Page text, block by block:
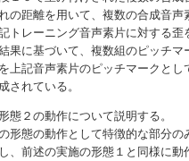
の距離を用いて、複数の合成音声
トレーニング音声素片に対する歪
果に基づいて、複数組のピッチマ
上記音声素片のピッチマークとし
されている。
態２の動作について説明する。
形態の動作として特徴的な部分の
、前述の実施の形態１と同様に動